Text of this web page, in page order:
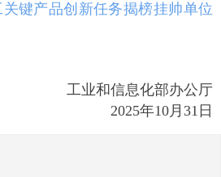
关键产品创新任务揭榜挂帅单位
工业和信息化部办公厅
2025年10月31日